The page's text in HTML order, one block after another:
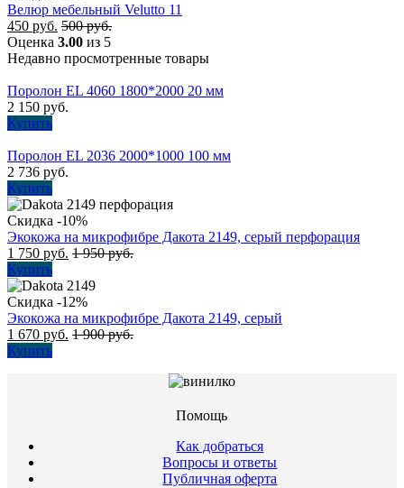
Велюр мебельный Velutto 11
450 руб. 500руб.
Оценка 3.00 из 5
Недавно просмотренные товары
Поролон EL 4060 1800*2000 20 мм
2 150 руб.
Купить
Поролон EL 2036 2000*1000 100 мм
2 736 руб.
Купить
Скидка -10%
Экокожа на микрофибре Дакота 2149, серый перфорация
1 750 руб. 1 950руб.
Купить
Скидка -12%
Экокожа на микрофибре Дакота 2149, серый
1 670 руб. 1 900руб.
Купить
Помощь
Как добраться
Вопросы и ответы
Публичная оферта